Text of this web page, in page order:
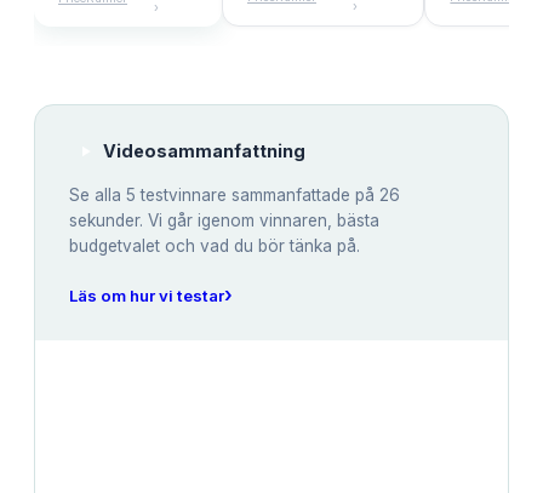
›
›
Videosammanfattning
Se alla 5 testvinnare sammanfattade på 26
sekunder. Vi går igenom vinnaren, bästa
budgetvalet och vad du bör tänka på.
Läs om hur vi testar›